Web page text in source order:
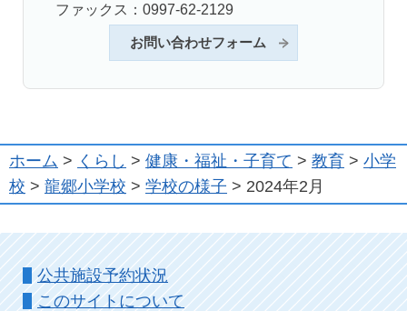
ファックス：0997-62-2129
お問い合わせフォーム
ホーム > くらし > 健康・福祉・子育て > 教育 > 小学
校 > 龍郷小学校 > 学校の様子 > 2024年2月
公共施設予約状況
このサイトについて